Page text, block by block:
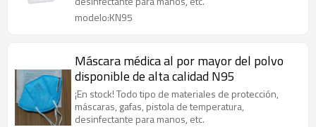
modelo:KN95
Máscara médica al por mayor del polvo
disponible de alta calidad N95
¡En stock! Todo tipo de materiales de protección,
máscaras, gafas, pistola de temperatura,
desinfectante para manos, etc.